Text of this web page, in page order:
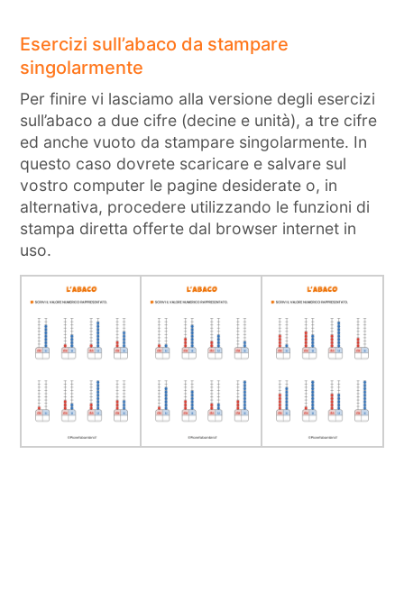
Esercizi sull’abaco da stampare
singolarmente
Per finire vi lasciamo alla versione degli esercizi
sull’abaco a due cifre (decine e unità), a tre cifre
ed anche vuoto da stampare singolarmente. In
questo caso dovrete scaricare e salvare sul
vostro computer le pagine desiderate o, in
alternativa, procedere utilizzando le funzioni di
stampa diretta offerte dal browser internet in
uso.